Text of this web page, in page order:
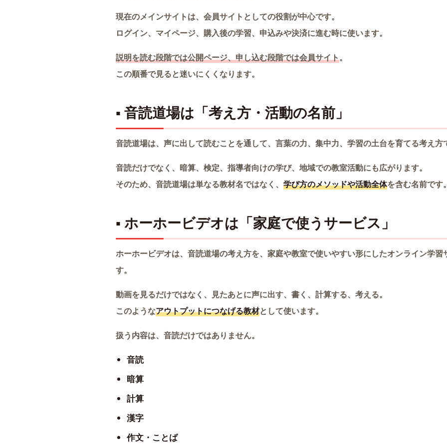
現在のメインサイトは、会員サイトとしての役割が中心です。
ログイン、マイページ、購入後の学習、申込みや決済に進む時に使います。
説明を読む段階では公開ページ、申し込む段階では会員サイト。
この順番で見ると迷いにくくなります。
▪ 音読道場は「考え方・活動の名前」
音読道場は、声に出して読むことを通して、言葉の力、集中力、学習の土台を育てる考え方
音読だけでなく、暗算、検定、指導者向けの学び、地域での教室活動にも広がります。
そのため、音読道場は単なる教材名ではなく、 学び方のメソッドや活動全体を含む名前です。
▪ ホーホービデオは「家庭で使うサービス」
ホーホービデオは、音読道場の考え方を、家庭や教室で使いやすい形にしたオンライン学習
す。
動画を見るだけではなく、見たあとに声に出す、書く、計算する、考える。
このようなアウトプットにつなげる教材として使います。
扱う内容は、音読だけではありません。
音読
暗算
計算
漢字
作文・ことば